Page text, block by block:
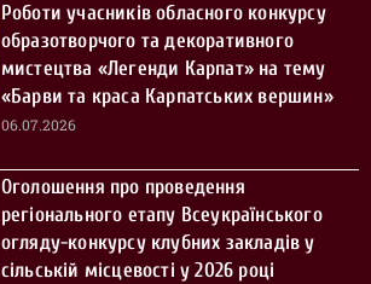
Роботи учасників обласного конкурсу
образотворчого та декоративного
мистецтва «Легенди Карпат» на тему
«Барви та краса Карпатських вершин»
06.07.2026
Оголошення про проведення
регіонального етапу Всеукраїнського
огляду-конкурсу клубних закладів у
сільській місцевості у 2026 році